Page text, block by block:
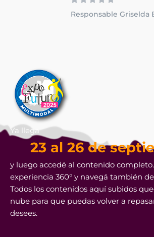
Responsable Griselda
Ya llega
23 al 26 de
y luego accedé al contenido
experiencia 360° y navegá también
Todos los contenidos aquí subidos
nube para que puedas volver a
desees.